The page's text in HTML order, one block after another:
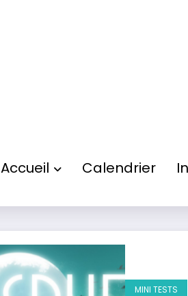
Accueil Calendrier
MINI TESTS